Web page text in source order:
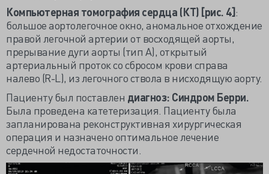
Компьютерная томография сердца (КТ) [рис. 4]:
большое аортолегочное окно, аномальное отхождение
правой легочной артерии от восходящей аорты,
прерывание дуги аорты (тип А), открытый
артериальный проток со сбросом крови справа
налево (R-L), из легочного ствола в нисходящую аорту.
Пациенту был поставлен диагноз: Синдром Берри.
Была проведена катетеризация. Пациенту была
запланирована реконструктивная хирургическая
операция и назначено оптимальное лечение
сердечной недостаточности.